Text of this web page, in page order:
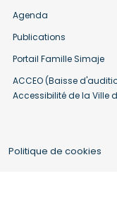
Agenda
Publications
Portail Famille Simaje
ACCEO (Baisse
Accessibilité de la Ville
Politique de cookies